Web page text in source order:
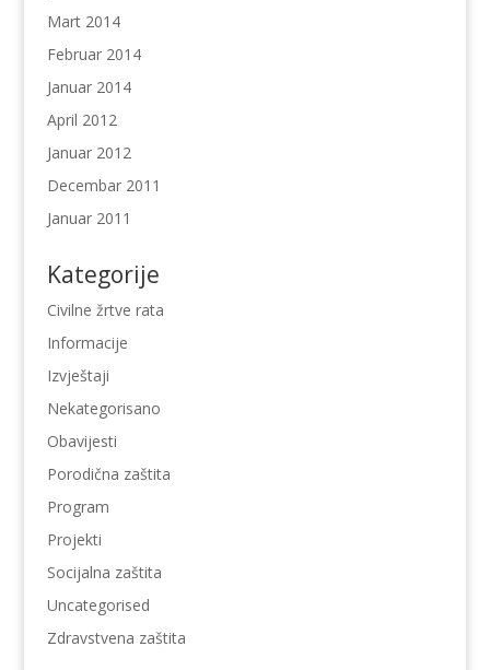
Mart 2014
Februar 2014
Januar 2014
April 2012
Januar 2012
Decembar 2011
Januar 2011
Kategorije
Civilne žrtve rata
Informacije
Izvještaji
Nekategorisano
Obavijesti
Porodična zaštita
Program
Projekti
Socijalna zaštita
Uncategorised
Zdravstvena zaštita